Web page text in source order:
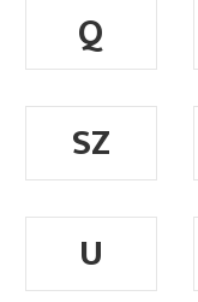
Q
SZ
U